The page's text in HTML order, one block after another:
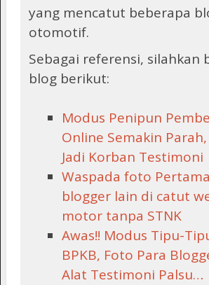
yang mencatut beberapa
otomotif.
Sebagai referensi, silahkan
blog berikut:
Modus Penipun
Online Semakin
Jadi Korban Testimoni
Waspada foto
blogger lain di catut
motor tanpa STNK
Awas!! Modus Tipu-
BPKB, Foto Para
Alat Testimoni Palsu…